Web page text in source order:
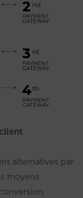
alternatives par
moyens